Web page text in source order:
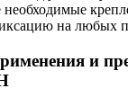
на любых
и